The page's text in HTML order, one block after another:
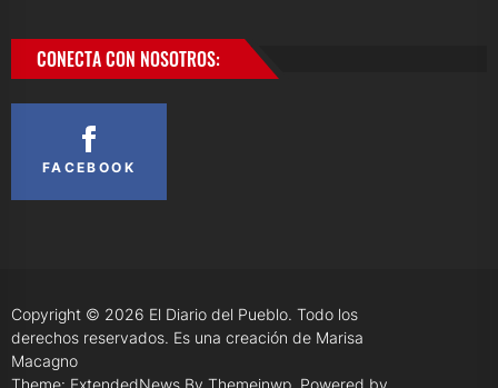
CONECTA CON NOSOTROS:
FACEBOOK
Copyright © 2026 El Diario del Pueblo. Todo los
derechos reservados. Es una creación de Marisa
Macagno